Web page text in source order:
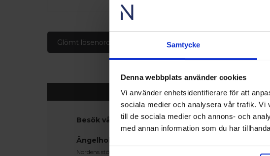
Samtycke
Denna webbplats använder cookies
Vi använder enhetsidentifierare för att
sociala medier och analysera vår trafik. Vi
till de sociala medier och annons- och
med annan information som du har
Glömt lösenord Skapa konto
Besök våra utställningar
Ängelholm
Nordens största fönsterutställning
Kundservice
Kontakta oss
Beställning och